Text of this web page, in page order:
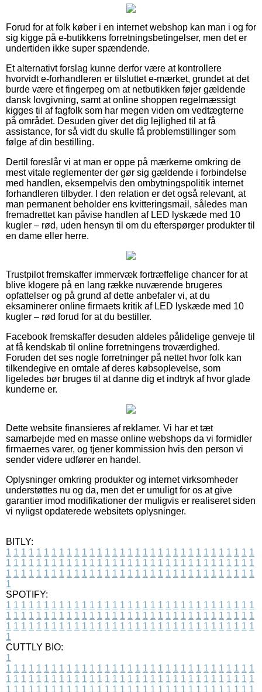
Forud for at folk køber i en internet webshop kan man i og for
sig kigge på e-butikkens forretningsbetingelser, men det er
undertiden ikke super spændende.
Et alternativt forslag kunne derfor være at kontrollere
hvorvidt e-forhandleren er tilsluttet e-mærket, grundet at det
burde være et fingerpeg om at netbutikken føjer gældende
dansk lovgivning, samt at online shoppen regelmæssigt
kigges til af fagfolk som har megen viden om vedtægterne
på området. Desuden giver det dig lejlighed til at få
assistance, for så vidt du skulle få problemstillinger som
følge af din bestilling.
Dertil foreslår vi at man er oppe på mærkerne omkring de
mest vitale reglementer der gør sig gældende i forbindelse
med handlen, eksempelvis den ombytningspolitik internet
forhandleren tilbyder. I den relation er det også relevant, at
man permanent beholder ens kvitteringsmail, således man
fremadrettet kan påvise handlen af LED lyskæde med 10
kugler – rød, uden hensyn til om du efterspørger produkter til
en dame eller herre.
Trustpilot fremskaffer immervæk fortræffelige chancer for at
blive klogere på en lang række nuværende brugeres
opfattelser og på grund af dette anbefaler vi, at du
eksaminerer online firmaets kritik af LED lyskæde med 10
kugler – rød forud for at du bestiller.
Facebook fremskaffer desuden aldeles pålidelige genveje til
at få kendskab til online forretningens troværdighed.
Foruden det ses nogle forretninger på nettet hvor folk kan
tilkendegive en omtale af deres købsoplevelse, som
ligeledes bør bruges til at danne dig et indtryk af hvor glade
kunderne er.
Dette website finansieres af reklamer. Vi har et tæt
samarbejde med en masse online webshops da vi formidler
firmaernes varer, og tjener kommission hvis den person vi
sender videre udfører en handel.
Oplysninger omkring produkter og internet virksomheder
understøttes nu og da, men det er umuligt for os at give
garantier imod modifikationer der muligvis er realiseret siden
vi nyligst opdaterede websitets oplysninger.
BITLY:
1 1 1 1 1 1 1 1 1 1 1 1 1 1 1 1 1 1 1 1 1 1 1 1 1 1 1 1 1 1 1 1 1
1 1 1 1 1 1 1 1 1 1 1 1 1 1 1 1 1 1 1 1 1 1 1 1 1 1 1 1 1 1 1 1 1
1 1 1 1 1 1 1 1 1 1 1 1 1 1 1 1 1 1 1 1 1 1 1 1 1 1 1 1 1 1 1 1 1
1
SPOTIFY:
1 1 1 1 1 1 1 1 1 1 1 1 1 1 1 1 1 1 1 1 1 1 1 1 1 1 1 1 1 1 1 1 1
1 1 1 1 1 1 1 1 1 1 1 1 1 1 1 1 1 1 1 1 1 1 1 1 1 1 1 1 1 1 1 1 1
1 1 1 1 1 1 1 1 1 1 1 1 1 1 1 1 1 1 1 1 1 1 1 1 1 1 1 1 1 1 1 1 1
1
CUTTLY BIO:
1
1 1 1 1 1 1 1 1 1 1 1 1 1 1 1 1 1 1 1 1 1 1 1 1 1 1 1 1 1 1 1 1 1
1 1 1 1 1 1 1 1 1 1 1 1 1 1 1 1 1 1 1 1 1 1 1 1 1 1 1 1 1 1 1 1 1
1 1 1 1 1 1 1 1 1 1 1 1 1 1 1 1 1 1 1 1 1 1 1 1 1 1 1 1 1 1 1 1 1